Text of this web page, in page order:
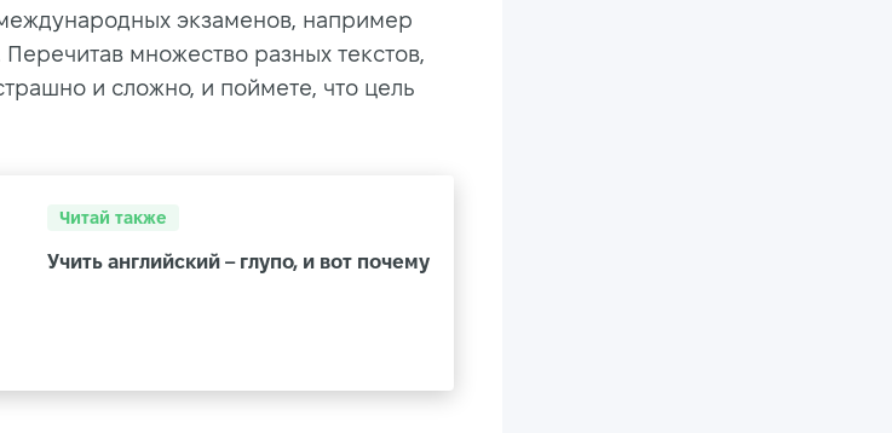
экзаменов, например
Перечитав множество разных текстов,
и сложно, и поймете, что цель
Читай также
Учить английский – глупо, и вот почему